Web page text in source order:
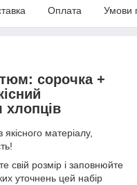
Оплата Умови
сорочка +
хлопців
якісного матеріалу,
свій розмір і заповнюйте
уточнень цей набір